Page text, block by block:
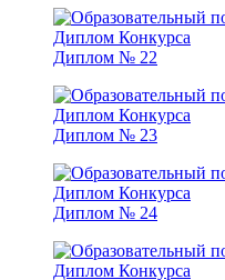
Диплом № 22
Диплом № 23
Диплом № 24